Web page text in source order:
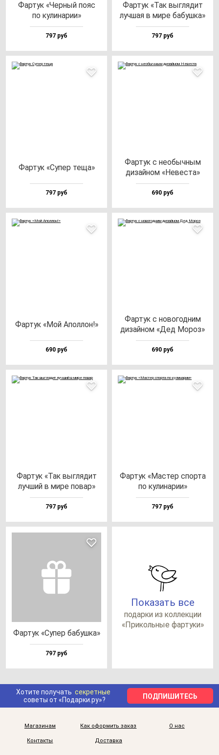
Фар­тук «Чер­ный по­яс
по ку­ли­на­рии»
797 руб
Фар­тук «Так выг­ля­дит
луч­шая в ми­ре ба­буш­ка»
797 руб
Фар­тук «Супер те­ща»
797 руб
Фар­тук с не­обыч­ным
ди­зай­ном «Невес­та»
690 руб
Фар­тук «Мой Апол­лон!»
690 руб
Фар­тук с но­во­год­ним
ди­зай­ном «Дед Мороз»
690 руб
Фар­тук «Так выг­ля­дит
луч­ший в ми­ре по­вар»
797 руб
Фар­тук «Мас­тер спор­та
по ку­ли­на­рии»
797 руб
Фар­тук «Супер ба­буш­ка»
797 руб
Показать все
по­дар­ки из кол­лек­ции
«При­коль­ные фар­ту­ки»
Хотите получать секретные
советы от «Подарки.ру»?
ПОДПИШИТЕСЬ
Магазинам Как оформить заказ О нас
Контакты Доставка